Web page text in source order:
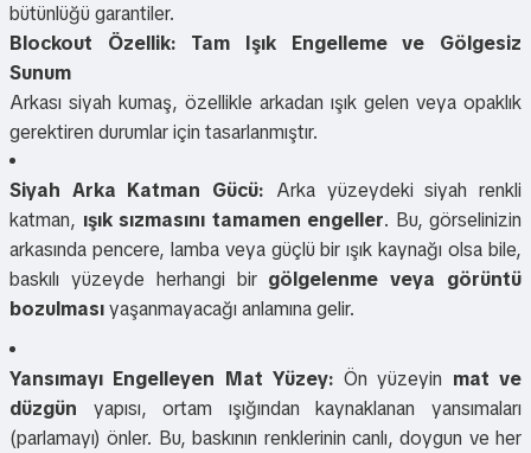
bütünlüğü garantiler.
Blockout Özellik: Tam Işık Engelleme ve Gölgesiz
Sunum
Arkası siyah kumaş, özellikle arkadan ışık gelen veya opaklık
gerektiren durumlar için tasarlanmıştır.
Siyah Arka Katman Gücü: Arka yüzeydeki siyah renkli
katman, ışık sızmasını tamamen engeller. Bu, görselinizin
arkasında pencere, lamba veya güçlü bir ışık kaynağı olsa bile,
baskılı yüzeyde herhangi bir gölgelenme veya görüntü
bozulmasıyaşanmayacağı anlamına gelir.
Yansımayı Engelleyen Mat Yüzey: Ön yüzeyin mat ve
düzgün yapısı, ortam ışığından kaynaklanan yansımaları
(parlamayı) önler. Bu, baskının renklerinin canlı, doygun ve her